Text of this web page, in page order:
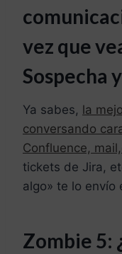
c
vez que
Sospecha
Ya sabes, la
conversando
Confluence,
tickets de Jira,
algo» te lo envío
Zombie 5: